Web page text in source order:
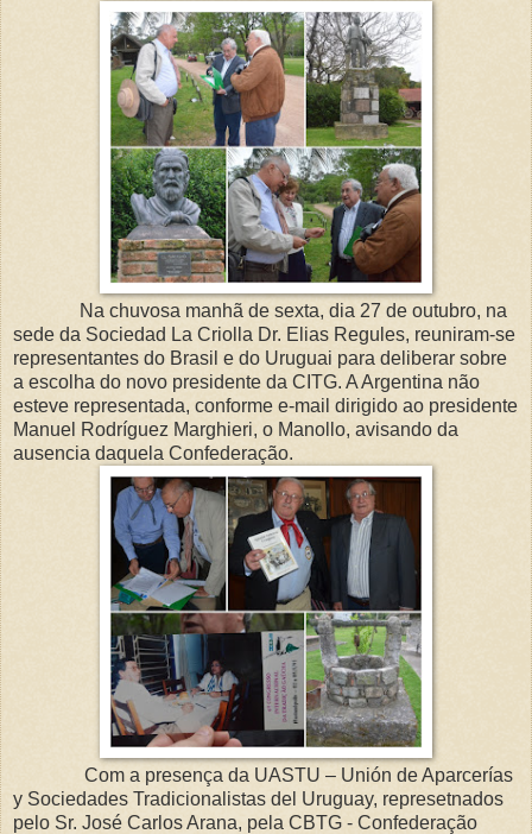
Na chuvosa manhã de sexta, dia 27 de outubro, na
sede da Sociedad La Criolla Dr. Elias Regules, reuniram-se
representantes do Brasil e do Uruguai para deliberar sobre
a escolha do novo presidente da CITG. A Argentina não
esteve representada, conforme e-mail dirigido ao presidente
Manuel Rodríguez Marghieri, o Manollo, avisando da
ausencia daquela Confederação.
Com a presença da UASTU – Unión de Aparcerías
y Sociedades Tradicionalistas del Uruguay, represetnados
pelo Sr. José Carlos Arana, pela CBTG - Confederação